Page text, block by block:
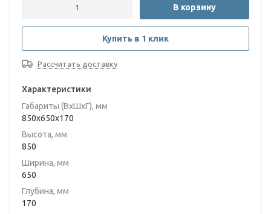
В корзину
Купить в 1 клик
Рассчитать доставку
Характеристики
Габариты (ВxШxГ), мм
850x650x170
Высота, мм
850
Ширина, мм
650
Глубина, мм
170